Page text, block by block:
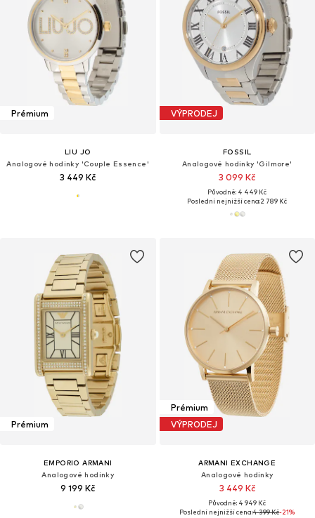
Prémium
LIU JO
Analogové hodinky 'Couple Essence'
3 449 Kč
VÝPRODEJ
FOSSIL
Analogové hodinky 'Gilmore'
3 099 Kč
Původně: 4 449 Kč
Poslední nejnižší cena:2 789 Kč
Prémium
EMPORIO ARMANI
Analogové hodinky
9 199 Kč
Prémium
VÝPRODEJ
ARMANI EXCHANGE
Analogové hodinky
3 449 Kč
Původně: 4 949 Kč
Poslední nejnižší cena:4 399 Kč-21%